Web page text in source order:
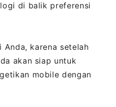
di balik preferensi
karena setelah
akan siap untuk
mobile dengan